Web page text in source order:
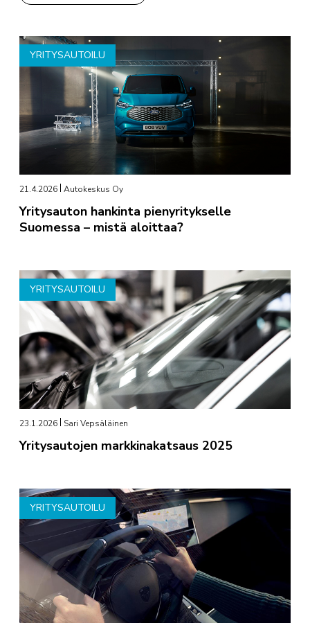
YRITYSAUTOILU
21.4.2026 Autokeskus Oy
Yritysauton hankinta pienyritykselle
Suomessa – mistä aloittaa?
YRITYSAUTOILU
23.1.2026 Sari Vepsäläinen
Yritysautojen markkinakatsaus 2025
YRITYSAUTOILU